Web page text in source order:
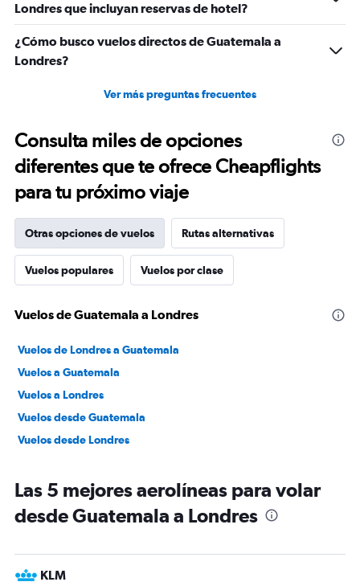
Londres que incluyan reservas de hotel?
¿Cómo busco vuelos directos de Guatemala a
Londres?
Ver más preguntas frecuentes
Consulta miles de opciones
diferentes que te ofrece Cheapflights
para tu próximo viaje
Otras opciones de vuelos Rutas alternativas
Vuelos populares Vuelos por clase
Vuelos de Guatemala a Londres
Vuelos de Londres a Guatemala
Vuelos a Guatemala
Vuelos a Londres
Vuelos desde Guatemala
Vuelos desde Londres
Las 5 mejores aerolíneas para volar
desde Guatemala a Londres
KLM